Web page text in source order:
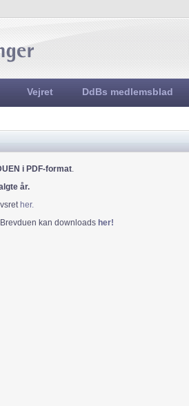
Vejret DdBs medlemsblad
i PDF-format.
år.
her.
kan downloads her!